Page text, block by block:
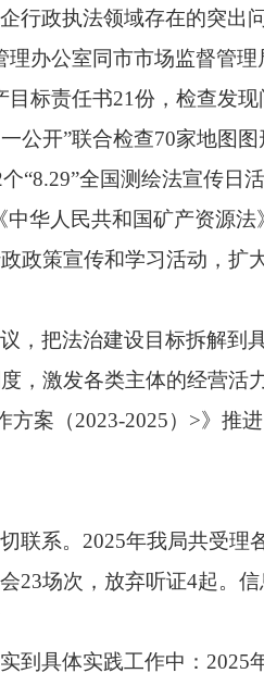
行政执法领域存在的突出
理办公室同市市场监督管
目标责任书21份，检查发现
公开”联合检查70家地图
个“8.29”全国测绘法宣传日
中华人民共和国矿产资源
政策宣传和学习活动 ，扩
，把法治建设目标拆解到
，激发各类主体的经营活
案（2023-2025）>》推
联系。 2025年我局共受理
23场次 ，放弃听证4起。
到具体实践工作中： 2025